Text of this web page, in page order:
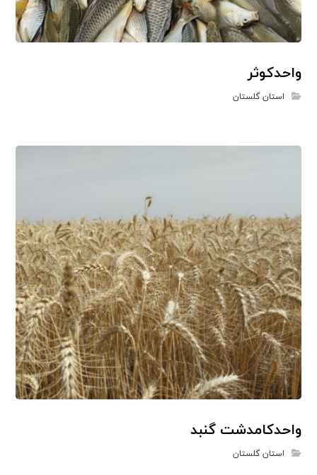
واحدکوثر
استان گلستان
واحدکامدشت گنبد
استان گلستان